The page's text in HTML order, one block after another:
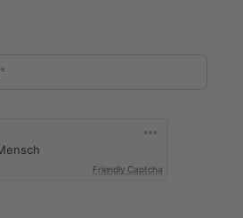
Friendly Captcha